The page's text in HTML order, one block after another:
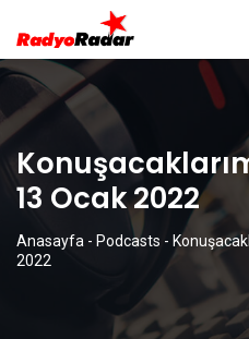
13 Ocak 2022
Anasayfa - Podcasts -
2022